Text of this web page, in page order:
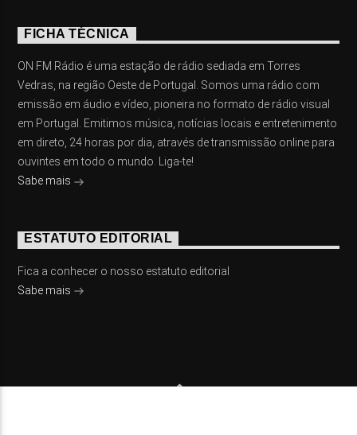
FICHA TÉCNICA
ON FM Rádio é uma estação de rádio sediada em Torres
Vedras, na região Oeste de Portugal. Somos uma rádio com
emissão em áudio e vídeo, pioneira no formato de rádio visual
em Portugal. Emitimos música, notícias locais e entretenimento
em direto, 24 horas por dia, através de transmissão online para
ouvintes em todo o mundo. Liga-te!
Sabe mais
ESTATUTO EDITORIAL
Fica a conhecer o nosso estatuto editorial
Sabe mais